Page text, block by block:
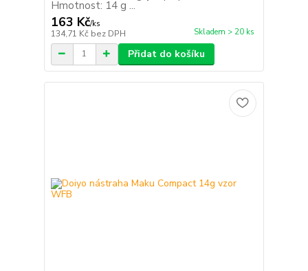
Hmotnost: 14 g ...
163 Kč/ks
134,71 Kč bez DPH Skladem > 20 ks
Přidat do košíku